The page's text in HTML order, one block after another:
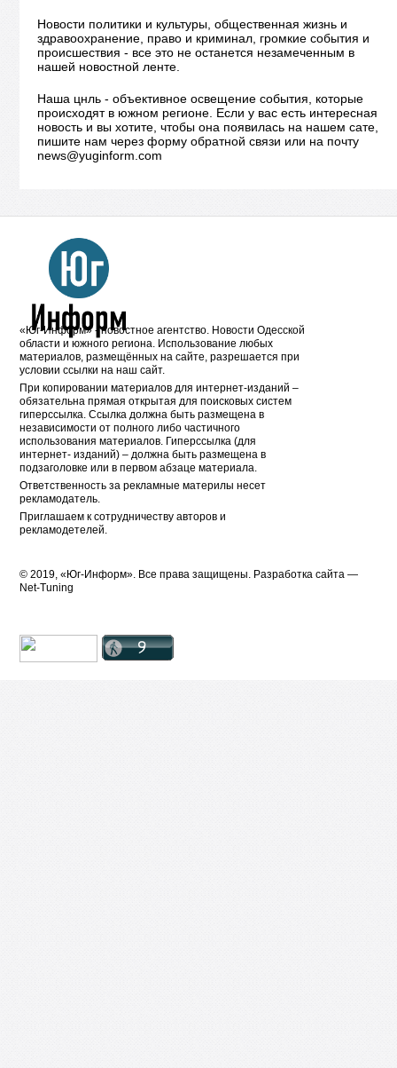
Новости политики и культуры, общественная жизнь и
здравоохранение, право и криминал, громкие события и
происшествия - все это не останется незамеченным в
нашей новостной ленте.
Наша цнль - объективное освещение события, которые
происходят в южном регионе. Если у вас есть интересная
новость и вы хотите, чтобы она появилась на нашем сате,
пишите нам через форму обратной связи или на почту
news@yuginform.com
«Юг-Информ» - новостное агентство. Новости Одесской
области и южного региона. Использование любых
материалов, размещённых на сайте, разрешается при
условии ссылки на наш сайт.
При копировании материалов для интернет-изданий –
обязательна прямая открытая для поисковых систем
гиперссылка. Ссылка должна быть размещена в
независимости от полного либо частичного
использования материалов. Гиперссылка (для
интернет- изданий) – должна быть размещена в
подзаголовке или в первом абзаце материала.
Ответственность за рекламные материлы несет
рекламодатель.
Приглашаем к сотрудничеству авторов и
рекламодетелей.
© 2019, «Юг-Информ». Все права защищены. Разработка cайта —
Net-Tuning